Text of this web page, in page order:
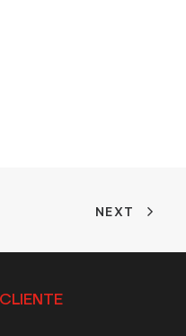
NEXT